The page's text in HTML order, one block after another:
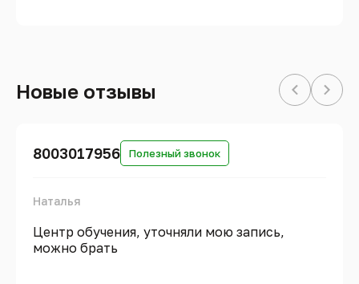
Новые отзывы
8003017956 Полезный звонок
Наталья
Центр обучения, уточняли мою запись,
можно брать